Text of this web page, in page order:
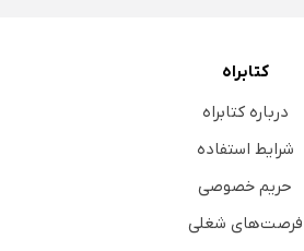
کتابراه
درباره کتابراه
شرایط استفاده
حریم خصوصی
فرصت‌های شغلی